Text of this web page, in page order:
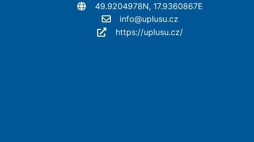
49.9204978N, 17.9360867E
info@uplusu.cz
https://uplusu.cz/